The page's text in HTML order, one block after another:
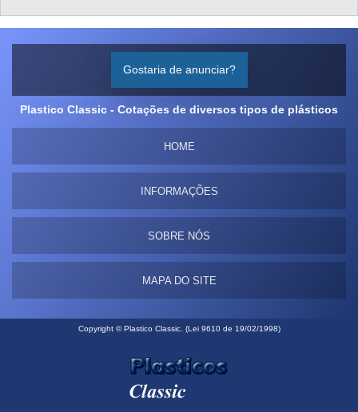
Gostaria de anunciar?
Plastico Classic - Cotações de diversos tipos de plásticos
HOME
INFORMAÇÕES
SOBRE NÓS
MAPA DO SITE
Copyright © Plastico Classic. (Lei 9610 de 19/02/1998)